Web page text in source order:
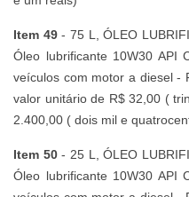
Item 49- 75 L, ÓLEO
Óleo lubrificante 10W30 API
veículos com motor a diesel -
valor unitário de R$ 32,00 (
2.400,00 ( dois mil e
Item 50- 25 L, ÓLEO
Óleo lubrificante 10W30 API